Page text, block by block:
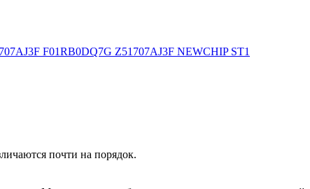
F01RB0DQ7G Z51707AJ3F NEWCHIP ST1
почти на порядок.